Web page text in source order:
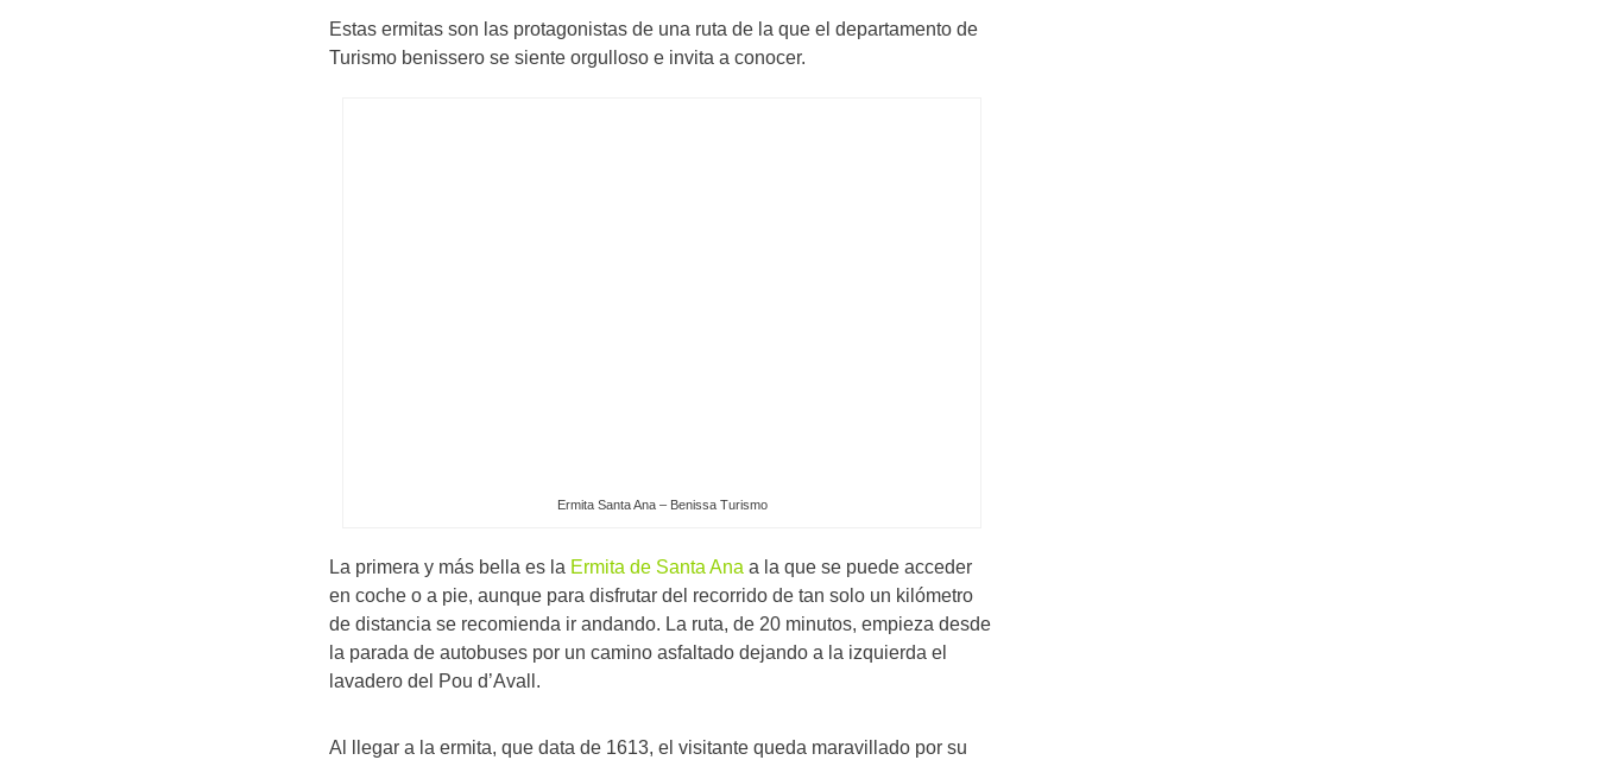
Estas ermitas son las protagonistas de una ruta de la que el departamento de
Turismo benissero se siente orgulloso e invita a conocer.
Ermita Santa Ana – Benissa Turismo
La primera y más bella es la Ermita de Santa Ana a la que se puede acceder
en coche o a pie, aunque para disfrutar del recorrido de tan solo un kilómetro
de distancia se recomienda ir andando. La ruta, de 20 minutos, empieza desde
la parada de autobuses por un camino asfaltado dejando a la izquierda el
lavadero del Pou d’Avall.
Al llegar a la ermita, que data de 1613, el visitante queda maravillado por su